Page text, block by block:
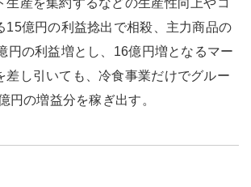
15億円の利益捻出で相殺、主力商品の
円の利益増とし、16億円増となるマー
差し引いても、冷食事業だけでグルー
円の増益分を稼ぎ出す。